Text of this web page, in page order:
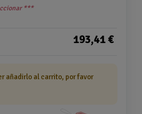
***
193,41 €
añadirlo al carrito, por favor